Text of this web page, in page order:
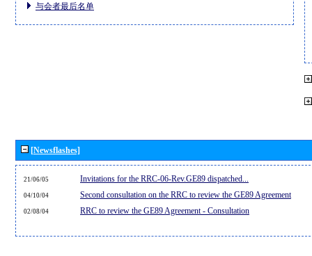
与会者最后名单
[Newsflashes]
21/06/05 Invitations for the RRC-06-Rev.GE89 dispatched...
04/10/04 Second consultation on the RRC to review the GE89 Agreement
02/08/04 RRC to review the GE89 Agreement - Consultation